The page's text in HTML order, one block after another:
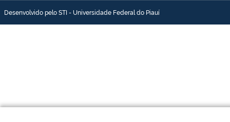
Desenvolvido pelo STI - Universidade Federal do Piauí